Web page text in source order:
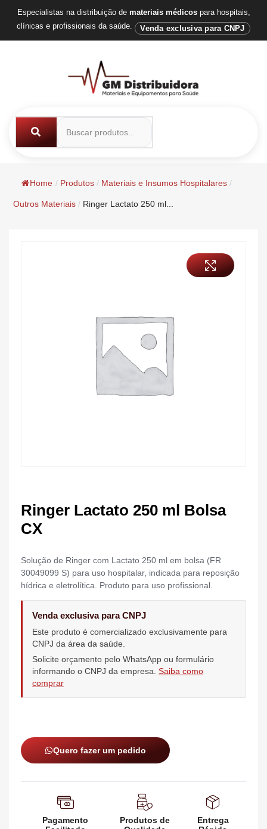
Especialistas na distribuição de materiais médicospara hospitais,
clínicas e profissionais da saúde.
Venda exclusiva para CNPJ
Home / Produtos / Materiais e Insumos Hospitalares /
Outros Materiais / Ringer Lactato 250 ml...
Ringer Lactato 250 ml Bolsa
CX
Solução de Ringer com Lactato 250 ml em bolsa (FR
30049099 S) para uso hospitalar, indicada para reposição
hídrica e eletrolítica. Produto para uso profissional.
Venda exclusiva para CNPJ
Este produto é comercializado exclusivamente para
CNPJ da área da saúde.
Solicite orçamento pelo WhatsApp ou formulário
informando o CNPJ da empresa. Saiba como
comprar
Quero fazer um pedido
Pagamento
Produtos de
Entrega